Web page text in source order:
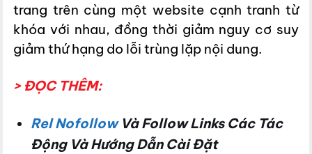
trang trên cùng một website cạnh tranh từ
khóa với nhau, đồng thời giảm nguy cơ suy
giảm thứ hạng do lỗi trùng lặp nội dung.
> ĐỌC THÊM:
Rel NofollowVà Follow Links Các Tác
Động Và Hướng Dẫn Cài Đặt